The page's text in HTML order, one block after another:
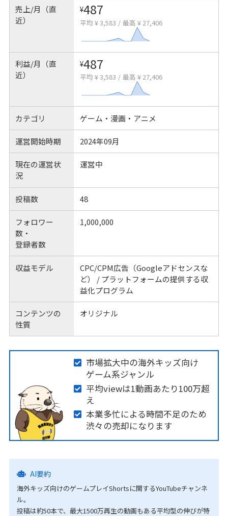
売上/月（直
近）
¥487
平均 ¥ 3,583 / 最高 ¥ 27,406
利益/月（直
近）
¥487
平均 ¥ 3,583 / 最高 ¥ 27,406
カテゴリ ゲーム・漫画・アニメ
運営開始時期 2024年09月
現在の運営状
況
運営中
投稿数 48
フォロワー
数・
登録者数
1,000,000
収益モデル
CPC/CPM広告（Googleアドセンスな
ど） / プラットフォームの提供する収
益化プログラム
コンテンツの
性質
オリジナル
市場拡大中の海外キッズ向け
ゲーム系ジャンル
平均viewは1動画あたり100万超
え
本業多忙による時間不足のため
渋々の売却になります
AI要約
海外キッズ向けのゲームプレイShortsに関するYouTubeチャンネ
ル。
投稿は約50本で、最大1500万再生の動画もある平均型の伸びが特